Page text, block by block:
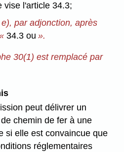
vise l'article 34.3;
par adjonction, après
34.3 ou ».
30(1) est remplacé par
peut délivrer un
chemin de fer à une
si elle est convaincue que
réglementaires